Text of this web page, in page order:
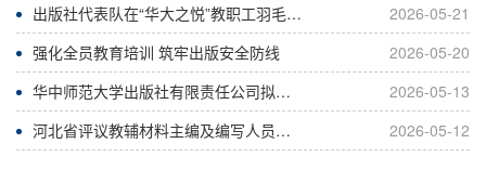
2026-05-21
出版社代表队在“华大之悦”教职工羽毛球比赛中喜获佳绩
2026-05-20
强化全员教育培训 筑牢出版安全防线
2026-05-13
华中师范大学出版社有限责任公司拟录用人员公示
2026-05-12
河北省评议教辅材料主编及编写人员信息公示